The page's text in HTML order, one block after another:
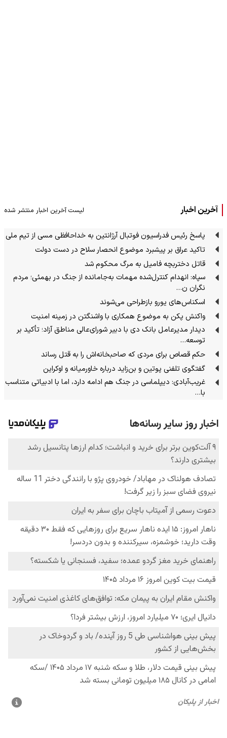
آخرین اخبار لیست آخرین اخبار منتشر شده
پاسخ رئیس فدراسیون فوتبال آرژانتین به خداحافظی مسی از تیم ملی
تاکید عراق بر پیشبرد موضوع انحصار سلاح در دست دولت
قاتل دختربچه فامیل به مرگ محکوم شد
سپاه: انهدام کنترل‌شده مهمات به‌جامانده از جنگ در بهمئی؛ مردم
نگران ن…
اسکناس‌های یورو بازطراحی می‌شوند
واکنش پکن به موضوع همکاری با واشنگتن در زمینه امنیت
دیدار مدیرعامل بانک دی با دبیر شورای‌عالی مناطق آزاد؛ تأکید بر
توسعه…
حکم قصاص برای مردی که صاحبخانه‌اش را به قتل رساند
گفتگوی تلفنی پوتین و بن‌زاید درباره خاورمیانه و اوکراین
غریب‌آبادی: دیپلماسی در جنگ هم ادامه دارد، اما با ادبیاتی متناسب
با…